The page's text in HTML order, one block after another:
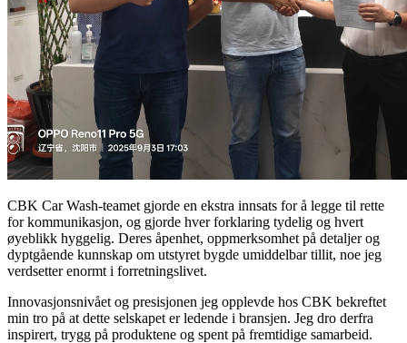
CBK Car Wash-teamet gjorde en ekstra innsats for å legge til rette
for kommunikasjon, og gjorde hver forklaring tydelig og hvert
øyeblikk hyggelig. Deres åpenhet, oppmerksomhet på detaljer og
dyptgående kunnskap om utstyret bygde umiddelbar tillit, noe jeg
verdsetter enormt i forretningslivet.
Innovasjonsnivået og presisjonen jeg opplevde hos CBK bekreftet
min tro på at dette selskapet er ledende i bransjen. Jeg dro derfra
inspirert, trygg på produktene og spent på fremtidige samarbeid.